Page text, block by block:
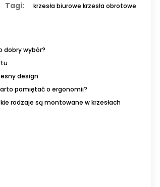
Tagi: krzesła biurowe krzesła obrotowe
dobry wybór?
design
pamiętać o ergonomii?
rodzaje są montowane w krzesłach